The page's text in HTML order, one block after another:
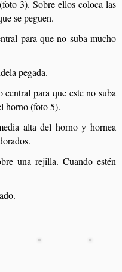
3). Sobre ellos coloca las
se peguen.
para que no suba mucho
pegada.
para que este no suba
horno (foto 5).
alta del horno y hornea
una rejilla. Cuando estén